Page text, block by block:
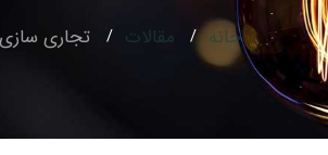
خانه مقالات تجاری